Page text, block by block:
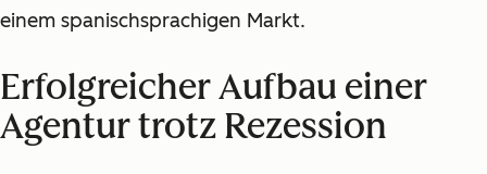
einem spanischsprachigen Markt.
Erfolgreicher Aufbau einer
Agentur trotz Rezession